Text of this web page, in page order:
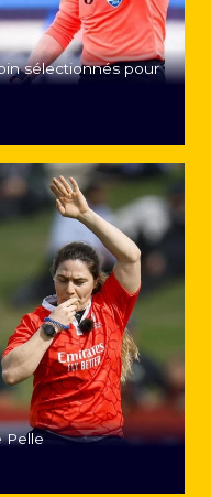
sélectionnés pour
Pelle